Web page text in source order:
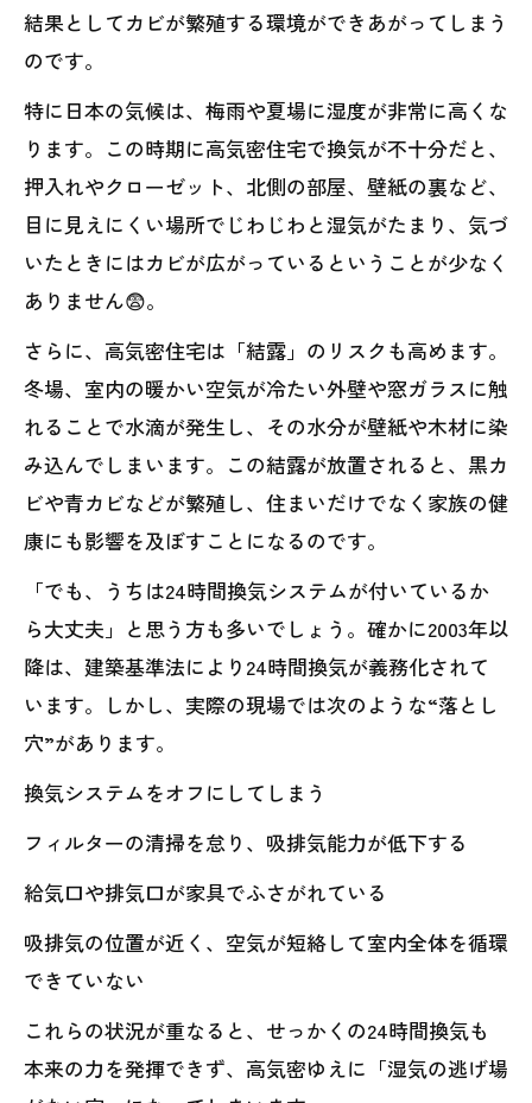
結果としてカビが繁殖する環境ができあがってしまう
のです。
特に日本の気候は、梅雨や夏場に湿度が非常に高くな
ります。この時期に高気密住宅で換気が不十分だと、
押入れやクローゼット、北側の部屋、壁紙の裏など、
目に見えにくい場所でじわじわと湿気がたまり、気づ
いたときにはカビが広がっているということが少なく
ありません😨。
さらに、高気密住宅は「結露」のリスクも高めます。
冬場、室内の暖かい空気が冷たい外壁や窓ガラスに触
れることで水滴が発生し、その水分が壁紙や木材に染
み込んでしまいます。この結露が放置されると、黒カ
ビや青カビなどが繁殖し、住まいだけでなく家族の健
康にも影響を及ぼすことになるのです。
「でも、うちは24時間換気システムが付いているか
ら大丈夫」と思う方も多いでしょう。確かに2003年以
降は、建築基準法により24時間換気が義務化されて
います。しかし、実際の現場では次のような“落とし
穴”があります。
換気システムをオフにしてしまう
フィルターの清掃を怠り、吸排気能力が低下する
給気口や排気口が家具でふさがれている
吸排気の位置が近く、空気が短絡して室内全体を循環
できていない
これらの状況が重なると、せっかくの24時間換気も
本来の力を発揮できず、高気密ゆえに「湿気の逃げ場